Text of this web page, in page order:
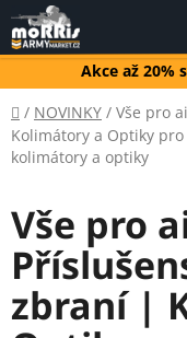
Přejít
na
obsah
Akce až 20%
Domů
/ NOVINKY / Vše pro
Kolimátory a Optiky
kolimátory a optiky
Vše pro
zbraní |